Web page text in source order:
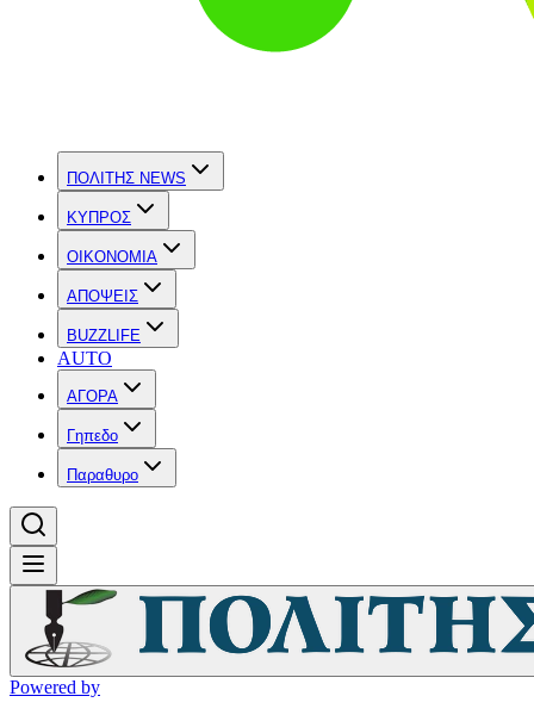
ΠΟΛΙΤΗΣ NEWS
ΚΥΠΡΟΣ
OIKONOMIA
ΑΠΟΨΕΙΣ
BUZZLIFE
AUTO
ΑΓΟΡΑ
Γηπεδο
Παραθυρο
Powered by